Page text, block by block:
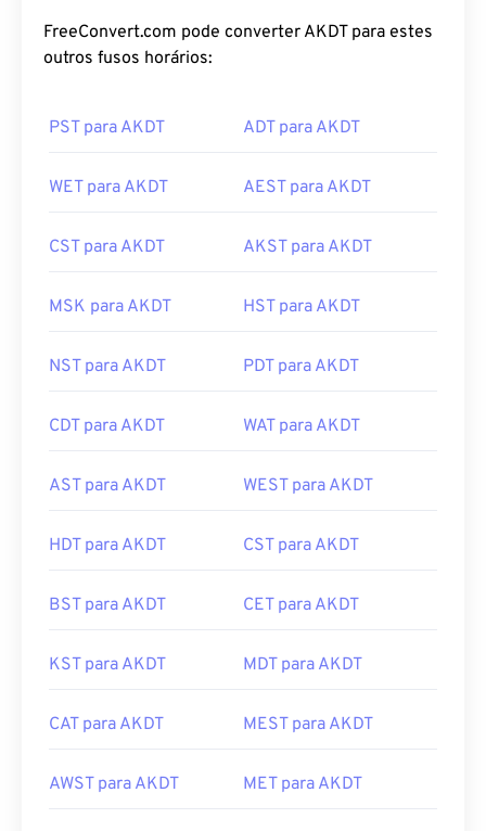
FreeConvert.com pode converter AKDT para estes
outros fusos horários:
PST para AKDT ADT para AKDT
WET para AKDT AEST para AKDT
CST para AKDT AKST para AKDT
MSK para AKDT HST para AKDT
NST para AKDT PDT para AKDT
CDT para AKDT WAT para AKDT
AST para AKDT WEST para AKDT
HDT para AKDT CST para AKDT
BST para AKDT CET para AKDT
KST para AKDT MDT para AKDT
CAT para AKDT MEST para AKDT
AWST para AKDT MET para AKDT